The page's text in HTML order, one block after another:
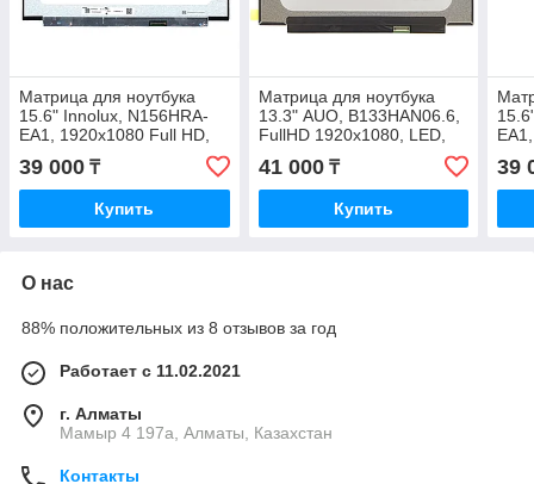
Матрица для ноутбука
15.6" Innolux, N156HRA-
EA1, 1920x1080 Full HD,
IPS,144 Hz, LED
350.66×216 новая с
гарантией
39 000 ₸
Купить
Матрица для ноутбука
13.3" AUO, B133HAN06.6,
FullHD 1920x1080, LED,
300.26 × 188.25 новая с
гарантией
41 000₸
Купить
39
О нас
88% положительных из 8 отзывов за год
Работает с 11.02.2021
г. Алматы
Мамыр 4 197а, Алматы, Казахстан
Контакты